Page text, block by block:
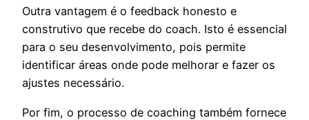
Outra vantagem é o feedback honesto e
construtivo que recebe do coach. Isto é essencial
para o seu desenvolvimento, pois permite
identificar áreas onde pode melhorar e fazer os
ajustes necessário.
Por fim, o processo de coaching também fornece